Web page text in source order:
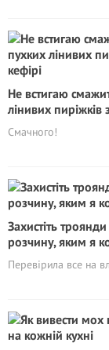
Не встигаю
лінивих
Смачного!
Захистіть
розчину, яким я
Перевірила все на